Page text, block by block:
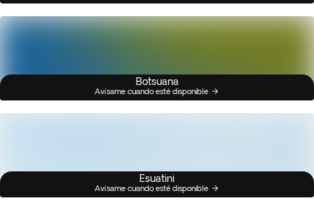
Botsuana
Avísame cuando esté disponible
Esuatini
Avísame cuando esté disponible